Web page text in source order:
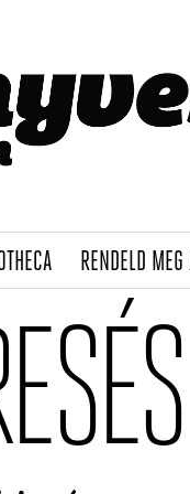
(CURRENT)
RENDELD